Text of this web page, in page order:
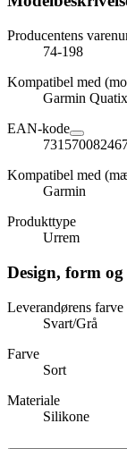
Producentens
74-198
Kompatibel med
Garmin
EAN-kode
Kompatibel med
Garmin
Produkttype
Urrem
Design, form
Leverandørens farve
Svart/Grå
Farve
Sort
Materiale
Silikone